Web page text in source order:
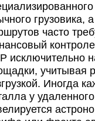
грузовика,
часто
исключительно
учитывая
Иногда
у